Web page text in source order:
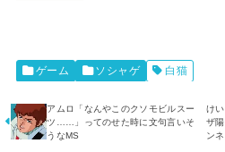
ゲーム ソシャゲ 白猫
アムロ「なんやこのクソモビルスー
ツ……」ってのせた時に文句言いそ
うなMS
け
ザ
ン